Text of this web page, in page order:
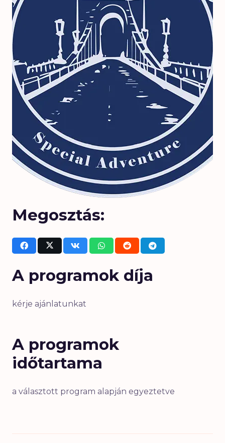
Megosztás:
A programok díja
kérje ajánlatunkat
A programok
időtartama
a választott program alapján egyeztetve